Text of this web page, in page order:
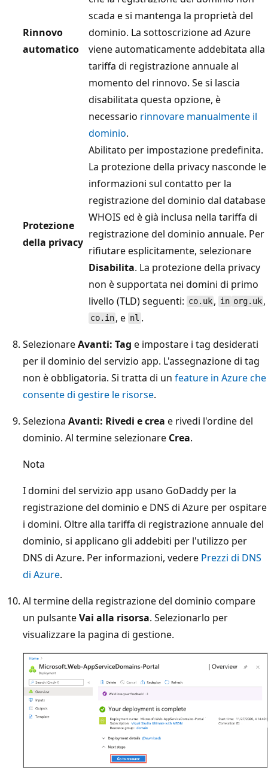
Rinnovo
automatico
scada e si mantenga la proprietà del
dominio. La sottoscrizione ad Azure
viene automaticamente addebitata alla
tariffa di registrazione annuale al
momento del rinnovo. Se si lascia
disabilitata questa opzione, è
necessario rinnovare manualmente il
dominio.
Protezione
della privacy
Abilitato per impostazione predefinita.
La protezione della privacy nasconde le
informazioni sul contatto per la
registrazione del dominio dal database
WHOIS ed è già inclusa nella tariffa di
registrazione del dominio annuale. Per
rifiutare esplicitamente, selezionare
Disabilita. La protezione della privacy
non è supportata nei domini di primo
livello (TLD) seguenti: co.uk , in org.uk ,
co.in , e nl .
SelezionareAvanti: Tag e impostare i tag desiderati
per il dominio del servizio app. L'assegnazione di tag
non è obbligatoria. Si tratta di un feature in Azure che
consente di gestire le risorse.
Seleziona Avanti: Rivedi e crea e rivedi l'ordine del
dominio. Al termine selezionare Crea.
Nota
I domini del servizio app usano GoDaddy per la
registrazione del dominio e DNS di Azure per ospitare
i domini. Oltre alla tariffa di registrazione annuale del
dominio, si applicano gli addebiti per l'utilizzo per
DNS di Azure. Per informazioni, vedere Prezzi di DNS
di Azure.
Al termine della registrazione del dominio compare
un pulsanteVai alla risorsa. Selezionarlo per
visualizzare la pagina di gestione.